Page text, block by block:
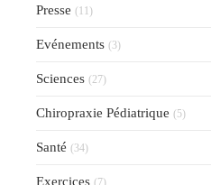
Presse (11)
Evénements (3)
Sciences (27)
Chiropraxie Pédiatrique (5)
Santé (34)
Exercices